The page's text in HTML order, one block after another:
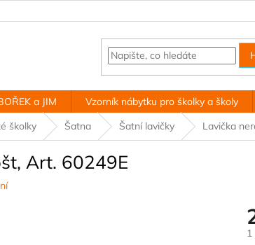
a JIM Vzorník nábytku pro školky a školy
školky Šatna Šatní lavičky Lavička
Art. 60249E
1